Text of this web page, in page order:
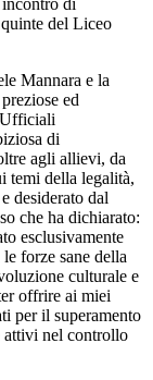
del Liceo
Mannara e la
ed
di
agli allievi, da
temi della legalità,
desiderato dal
che ha dichiarato:
esclusivamente
forze sane della
culturale e
offrire ai miei
per il superamento
attivi nel controllo